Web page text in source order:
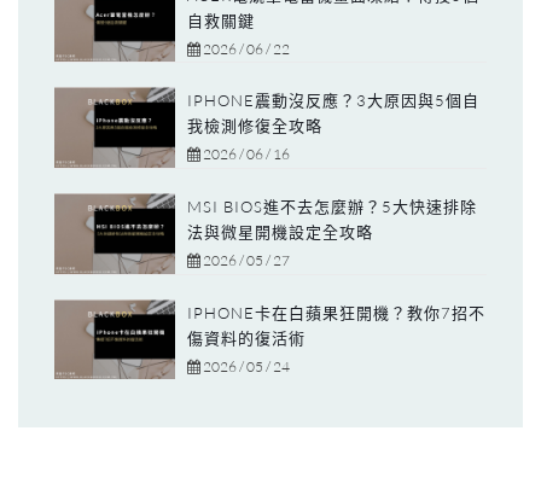
自救關鍵
2026 / 06 / 22
IPHONE震動沒反應？3大原因與5個自
我檢測修復全攻略
2026 / 06 / 16
MSI BIOS進不去怎麼辦？5大快速排除
法與微星開機設定全攻略
2026 / 05 / 27
IPHONE卡在白蘋果狂開機？教你7招不
傷資料的復活術
2026 / 05 / 24